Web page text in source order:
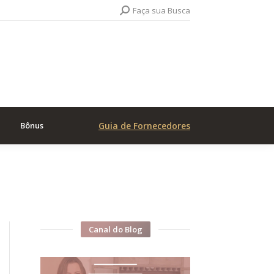
Search:Faça sua Busca
Bônus Guia de Fornecedores
Canal do Blog